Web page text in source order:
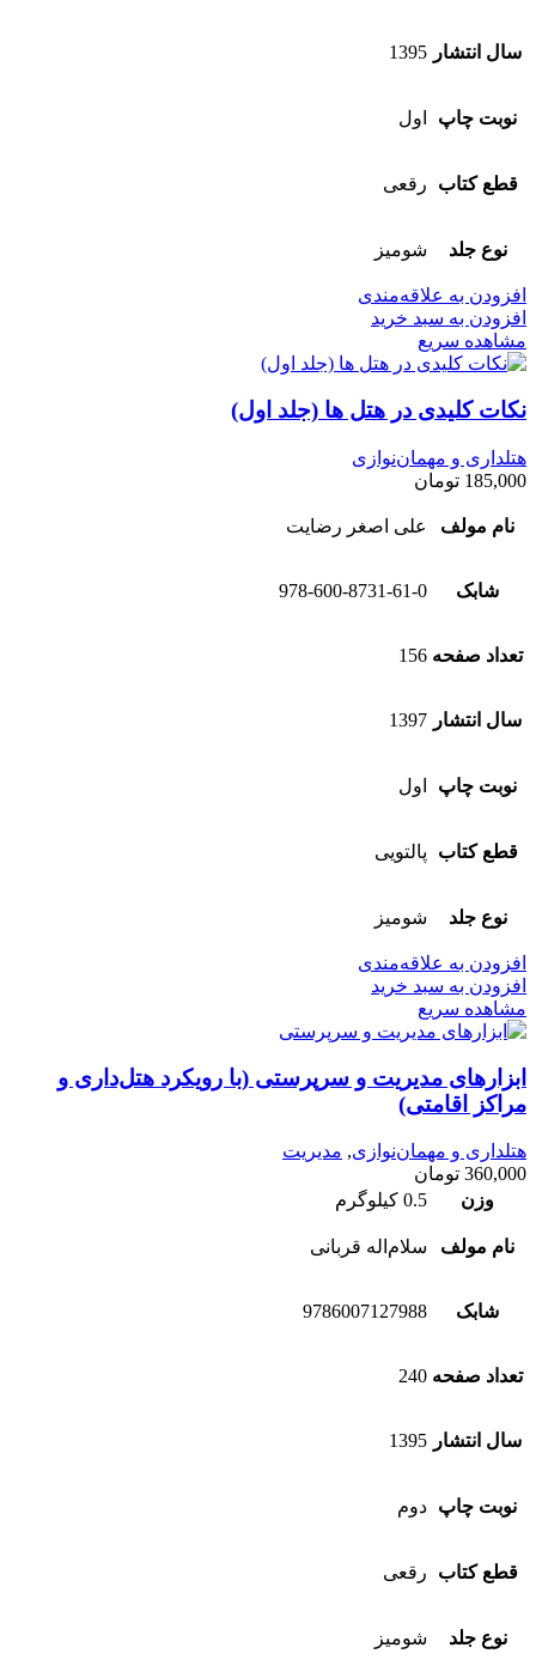
سال انتشار 1395
نوبت چاپ اول
قطع کتاب رقعی
نوع جلد شومیز
افزودن به علاقه‌مندی
افزودن به سبد خرید
مشاهده سریع
نکات کلیدی در هتل ها (جلد اول)
هتلداری و مهمان‌نوازی
185,000 تومان
نام مولف علی اصغر رضایت
شابک 978-600-8731-61-0
تعداد صفحه 156
سال انتشار 1397
نوبت چاپ اول
قطع کتاب پالتویی
نوع جلد شومیز
افزودن به علاقه‌مندی
افزودن به سبد خرید
مشاهده سریع
ابزارهای مدیریت و سرپرستی (با رویکرد هتل‌داری و
مراکز اقامتی)
هتلداری و مهمان‌نوازی, مدیریت
360,000 تومان
وزن
0.5 کیلوگرم
نام مولف سلام‌اله قربانی
شابک 9786007127988
تعداد صفحه 240
سال انتشار 1395
نوبت چاپ دوم
قطع کتاب رقعی
نوع جلد شومیز